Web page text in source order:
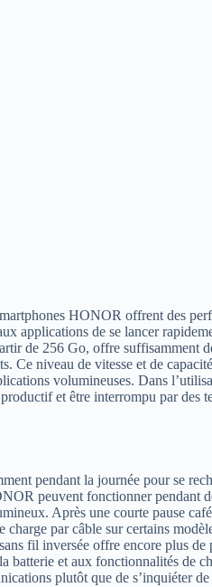
HONOR offrent des
applications de se lancer
de 256 Go, offre suffisamment
Ce niveau de vitesse et de
volumineuses. Dans
et être interrompu par des
pendant la journée pour se
peuvent fonctionner pendant
Après une courte pause
par câble sur certains
fil inversée offre encore plus
batterie et aux fonctionnalités de
plutôt que de s’inquiéter de